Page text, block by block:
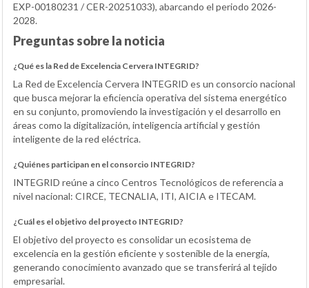
EXP-00180231 / CER-20251033), abarcando el periodo 2026-
2028.
Preguntas sobre la noticia
¿Qué es la Red de Excelencia Cervera INTEGRID?
La Red de Excelencia Cervera INTEGRID es un consorcio nacional
que busca mejorar la eficiencia operativa del sistema energético
en su conjunto, promoviendo la investigación y el desarrollo en
áreas como la digitalización, inteligencia artificial y gestión
inteligente de la red eléctrica.
¿Quiénes participan en el consorcio INTEGRID?
INTEGRID reúne a cinco Centros Tecnológicos de referencia a
nivel nacional: CIRCE, TECNALIA, ITI, AICIA e ITECAM.
¿Cuál es el objetivo del proyecto INTEGRID?
El objetivo del proyecto es consolidar un ecosistema de
excelencia en la gestión eficiente y sostenible de la energía,
generando conocimiento avanzado que se transferirá al tejido
empresarial.